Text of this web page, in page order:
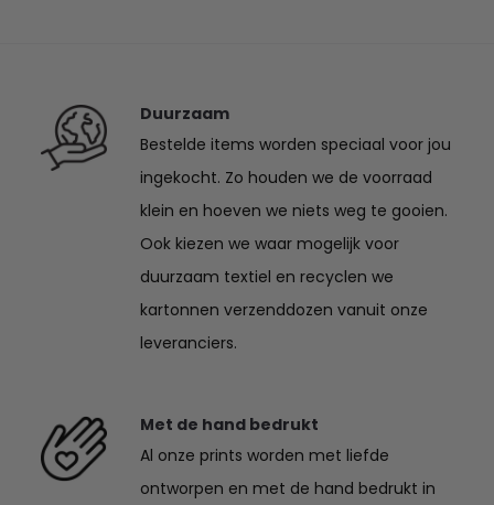
Duurzaam
Bestelde items worden speciaal voor jou
ingekocht. Zo houden we de voorraad
klein en hoeven we niets weg te gooien.
Ook kiezen we waar mogelijk voor
duurzaam textiel en recyclen we
kartonnen verzenddozen vanuit onze
leveranciers.
Met de hand bedrukt
Al onze prints worden met liefde
ontworpen en met de hand bedrukt in